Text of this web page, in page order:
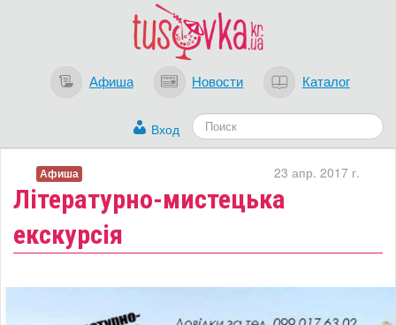
Афиша Новости Каталог
Вход
Літературно-мистецька
екскурсія
23 апр. 2017 г.
Афиша